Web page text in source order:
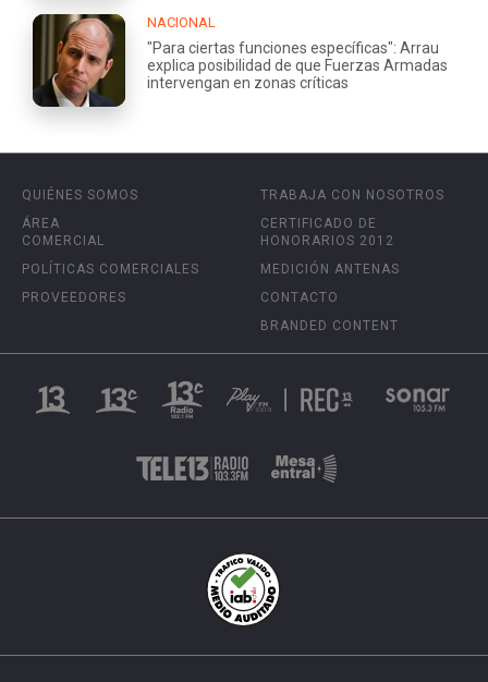
NACIONAL
"Para ciertas funciones específicas": Arrau
explica posibilidad de que Fuerzas Armadas
intervengan en zonas críticas
QUIÉNES SOMOS
ÁREA
COMERCIAL
POLÍTICAS COMERCIALES
PROVEEDORES
TRABAJA CON NOSOTROS
CERTIFICADO DE
HONORARIOS 2012
MEDICIÓN ANTENAS
CONTACTO
BRANDED CONTENT